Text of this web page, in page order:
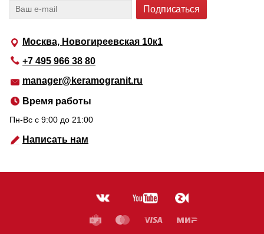
Москва, Новогиреевская 10к1
+7 495 966 38 80
manager@keramogranit.ru
Время работы
Пн-Вс c 9:00 до 21:00
Написать нам